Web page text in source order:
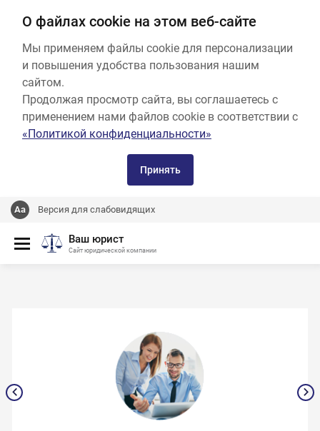
О файлах cookie на этом веб-сайте
Мы применяем файлы cookie для персонализации
и повышения удобства пользования нашим
сайтом.
Продолжая просмотр сайта, вы соглашаетесь с
применением нами файлов cookie в соответствии с
«Политикой конфиденциальности»
Принять
Версия для слабовидящих
Ваш юрист
Сайт юридической компании